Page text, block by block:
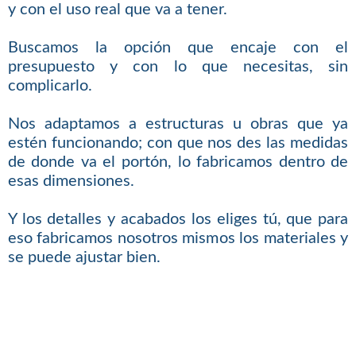
y con el uso real que va a tener.
Buscamos la opción que encaje con el
presupuesto y con lo que necesitas, sin
complicarlo.
Nos adaptamos a estructuras u obras que ya
estén funcionando; con que nos des las medidas
de donde va el portón, lo fabricamos dentro de
esas dimensiones.
Y los detalles y acabados los eliges tú, que para
eso fabricamos nosotros mismos los materiales y
se puede ajustar bien.